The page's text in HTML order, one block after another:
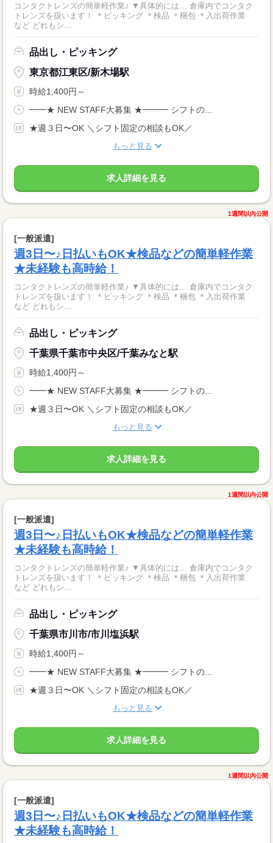
コンタクトレンズの簡単軽作業♪ ▼具体的には… 倉庫内でコンタク
トレンズを扱います！ ＊ピッキング ＊検品 ＊梱包 ＊入出荷作業
など どれもシ...
品出し・ピッキング
東京都江東区/新木場駅
時給1,400円～
━━★ NEW STAFF大募集 ★━━━ シフトの...
★週３日〜OK ＼シフト固定の相談もOK／
もっと見る
求人詳細を見る
1週間以内公開
[一般派遣]
週3日〜♪日払いもOK★検品などの簡単軽作業
★未経験も高時給！
コンタクトレンズの簡単軽作業♪ ▼具体的には… 倉庫内でコンタク
トレンズを扱います！ ＊ピッキング ＊検品 ＊梱包 ＊入出荷作業
など どれもシ...
品出し・ピッキング
千葉県千葉市中央区/千葉みなと駅
時給1,400円～
━━★ NEW STAFF大募集 ★━━━ シフトの...
★週３日〜OK ＼シフト固定の相談もOK／
もっと見る
求人詳細を見る
1週間以内公開
[一般派遣]
週3日〜♪日払いもOK★検品などの簡単軽作業
★未経験も高時給！
コンタクトレンズの簡単軽作業♪ ▼具体的には… 倉庫内でコンタク
トレンズを扱います！ ＊ピッキング ＊検品 ＊梱包 ＊入出荷作業
など どれもシ...
品出し・ピッキング
千葉県市川市/市川塩浜駅
時給1,400円～
━━★ NEW STAFF大募集 ★━━━ シフトの...
★週３日〜OK ＼シフト固定の相談もOK／
もっと見る
求人詳細を見る
1週間以内公開
[一般派遣]
週3日〜♪日払いもOK★検品などの簡単軽作業
★未経験も高時給！